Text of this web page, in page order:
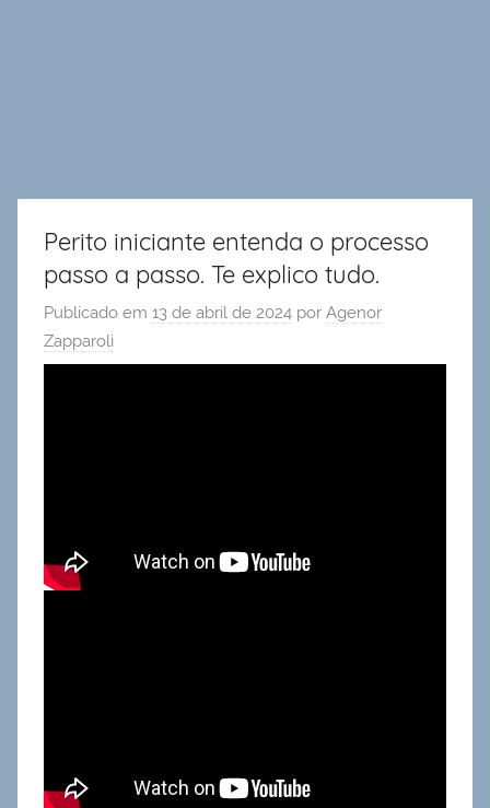
Perito iniciante entenda o processo
passo a passo. Te explico tudo.
Publicado em 13 de abril de 2024 por Agenor
Zapparoli